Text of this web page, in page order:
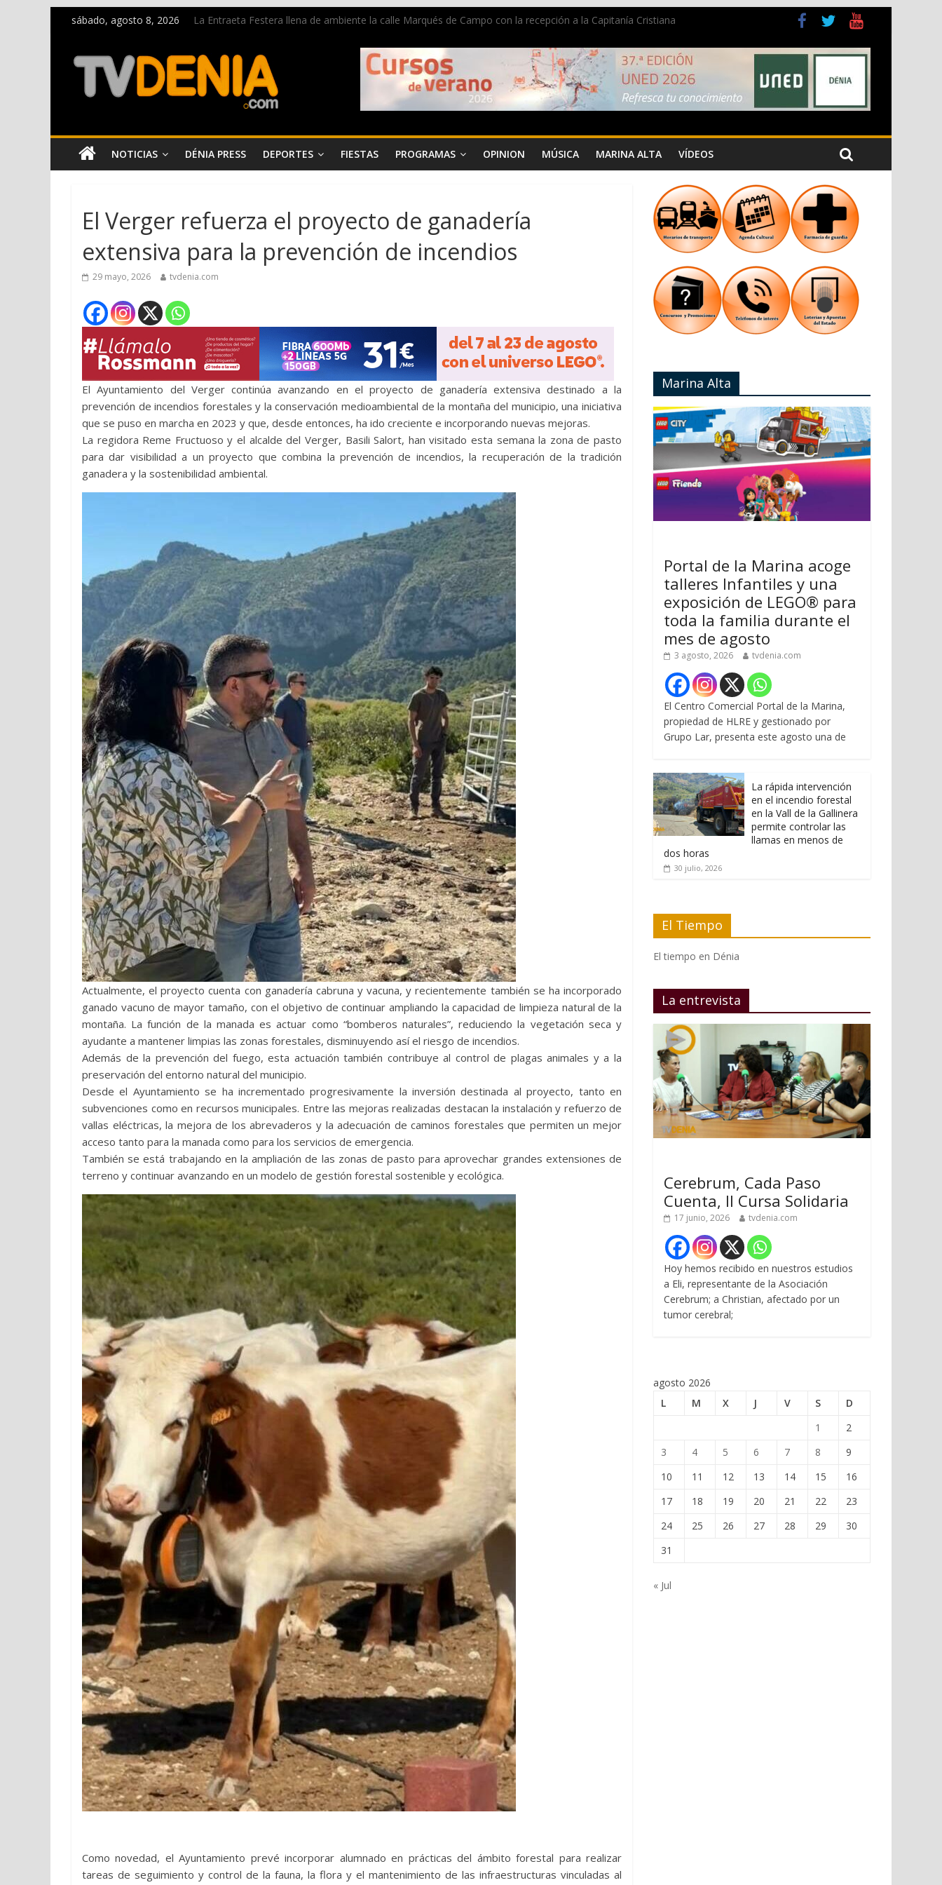
sábado, agosto 8, 2026
La Entraeta Festera llena de ambiente la calle Marqués de Campo con la recepción a la Capitanía Cristiana
Una nueva oportunidad para donar sangre en Cruz Roja Dénia
El bando moro protagonista en la Segunda Entraeta Festera
Paco Adsuar dona al Arxiu de Dénia más de 50.000 imágenes de la memoria visual de la ciudad
NOTICIAS DÉNIA PRESS DEPORTES FIESTAS PROGRAMAS OPINION MÚSICA MARINA ALTA VÍDEOS
El Verger refuerza el proyecto de ganadería
extensiva para la prevención de incendios
29 mayo, 2026 tvdenia.com
El Ayuntamiento del Verger continúa avanzando en el proyecto de ganadería extensiva destinado a la
prevención de incendios forestales y la conservación medioambiental de la montaña del municipio, una iniciativa
que se puso en marcha en 2023 y que, desde entonces, ha ido creciente e incorporando nuevas mejoras.
La regidora Reme Fructuoso y el alcalde del Verger, Basili Salort, han visitado esta semana la zona de pasto
para dar visibilidad a un proyecto que combina la prevención de incendios, la recuperación de la tradición
ganadera y la sostenibilidad ambiental.
Actualmente, el proyecto cuenta con ganadería cabruna y vacuna, y recientemente también se ha incorporado
ganado vacuno de mayor tamaño, con el objetivo de continuar ampliando la capacidad de limpieza natural de la
montaña. La función de la manada es actuar como “bomberos naturales”, reduciendo la vegetación seca y
ayudante a mantener limpias las zonas forestales, disminuyendo así el riesgo de incendios.
Además de la prevención del fuego, esta actuación también contribuye al control de plagas animales y a la
preservación del entorno natural del municipio.
Desde el Ayuntamiento se ha incrementado progresivamente la inversión destinada al proyecto, tanto en
subvenciones como en recursos municipales. Entre las mejoras realizadas destacan la instalación y refuerzo de
vallas eléctricas, la mejora de los abrevaderos y la adecuación de caminos forestales que permiten un mejor
acceso tanto para la manada como para los servicios de emergencia.
También se está trabajando en la ampliación de las zonas de pasto para aprovechar grandes extensiones de
terreno y continuar avanzando en un modelo de gestión forestal sostenible y ecológica.
Como novedad, el Ayuntamiento prevé incorporar alumnado en prácticas del ámbito forestal para realizar
tareas de seguimiento y control de la fauna, la flora y el mantenimiento de las infraestructuras vinculadas al
Marina Alta
Portal de la Marina acoge
talleres Infantiles y una
exposición de LEGO® para
toda la familia durante el
mes de agosto
3 agosto, 2026 tvdenia.com
El Centro Comercial Portal de la Marina,
propiedad de HLRE y gestionado por
Grupo Lar, presenta este agosto una de
La rápida intervención
en el incendio forestal
en la Vall de la Gallinera
permite controlar las
llamas en menos de
dos horas
30 julio, 2026
El Tiempo
El tiempo en Dénia
La entrevista
Cerebrum, Cada Paso
Cuenta, II Cursa Solidaria
17 junio, 2026 tvdenia.com
Hoy hemos recibido en nuestros estudios
a Eli, representante de la Asociación
Cerebrum; a Christian, afectado por un
tumor cerebral;
agosto 2026
L
M X J V S
D
1
2
3
4 5 6 7 8
9
10
11 12 13 14 15
16
17
18 19 20 21 22
23
24
25 26 27 28 29
30
31
« Jul